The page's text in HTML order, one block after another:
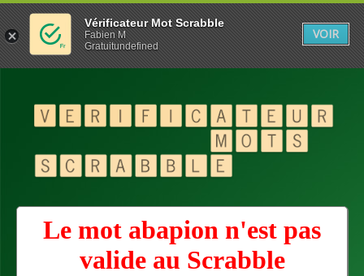
Le mot abapion n'est pas
valide au Scrabble
Vérificateur Mot Scrabble
Fabien M
Gratuitundefined
VOIR